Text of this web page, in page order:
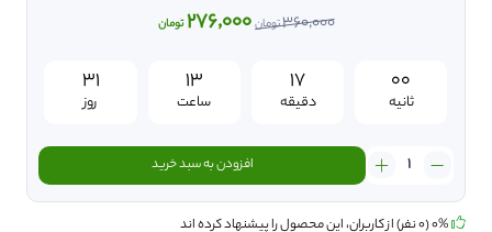
360,000تومان قیمت
276,000 تومان
276,000 تومان.31
روز
13
ساعت
16
دقیقه
59
ثانیه
تقویت
مو
افزودن به سبد خرید